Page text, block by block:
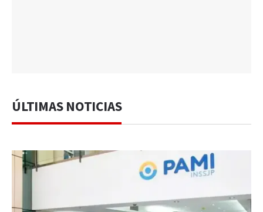
ÚLTIMAS NOTICIAS